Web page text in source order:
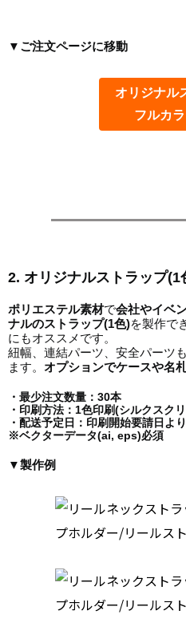
▼ご注文ページに移動
オリジナル
フルカ
2. オリジナルストラップ(1
ポリエステル素材で会社やイベ
ナルのストラップ(1色)を製作で
にもオススメです。
紐幅、連結パーツ、安全パーツ
ます。 オプションでケースや名
・最少注文数量：30本
・印刷方法：1色印刷(シルクスク
・配送予定日：印刷開始要請日よ
※ベクターデータ(ai, eps)必須
▼製作例